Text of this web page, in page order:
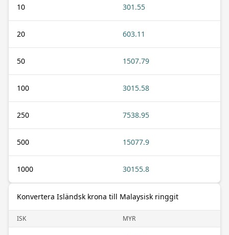
10 301.55
20 603.11
50 1507.79
100 3015.58
250 7538.95
500 15077.9
1000 30155.8
Konvertera Isländsk krona till Malaysisk ringgit
ISK MYR